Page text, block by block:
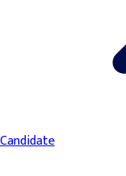
Candidate